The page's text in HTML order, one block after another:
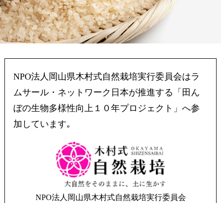
NPO法人岡山県木村式自然栽培実行委員会はラ
ムサール・ネットワーク日本が推進する 「田ん
ぼの生物多様性向上１０年プロジェクト」へ参
加しています｡
NPO法人岡山県木村式自然栽培実行委員会